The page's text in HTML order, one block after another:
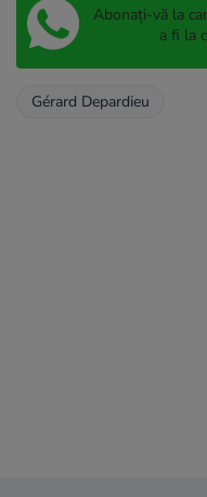
Abonați-vă la
a fi la
Gérard Depardieu